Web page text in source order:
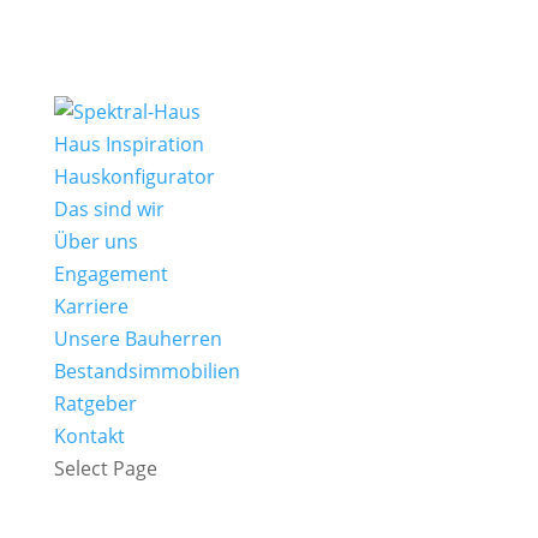
Haus Inspiration
Hauskonfigurator
Das sind wir
Über uns
Engagement
Karriere
Unsere Bauherren
Bestandsimmobilien
Ratgeber
Kontakt
Select Page